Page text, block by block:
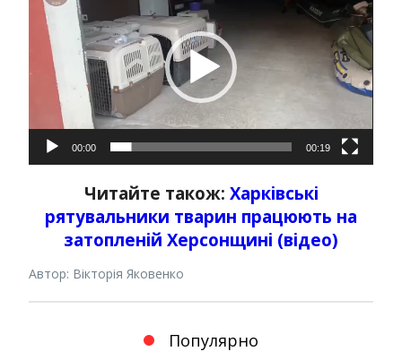
00:00 00:19
Читайте також: Харківські
рятувальники тварин працюють на
затопленій Херсонщині (відео)
Автор: Вікторія Яковенко
Популярно